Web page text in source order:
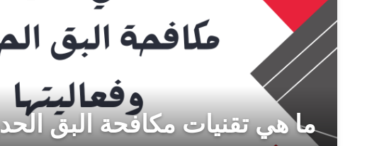
ما هي تقنيات مكافحة البق